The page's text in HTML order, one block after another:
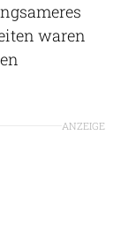
waren
ANZEIGE